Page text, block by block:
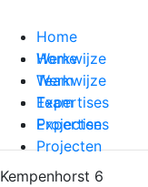
Home
Werkwijze
Team
Expertises
Projecten
Kempenhorst 6
Home
Werkwijze
Team
Expertises
Projecten